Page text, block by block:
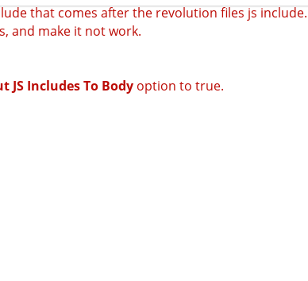
that comes after the revolution files js include.
and make it not work.
JS Includes To Body option to true.